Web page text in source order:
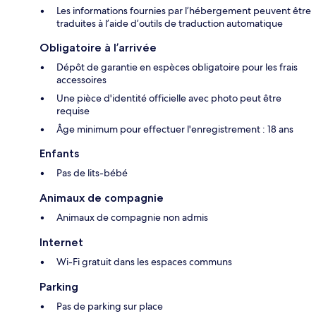
Les informations fournies par l’hébergement peuvent être
traduites à l’aide d’outils de traduction automatique
Obligatoire à l’arrivée
Dépôt de garantie en espèces obligatoire pour les frais
accessoires
Une pièce d'identité officielle avec photo peut être
requise
Âge minimum pour effectuer l'enregistrement : 18 ans
Enfants
Pas de lits-bébé
Animaux de compagnie
Animaux de compagnie non admis
Internet
Wi-Fi gratuit dans les espaces communs
Parking
Pas de parking sur place